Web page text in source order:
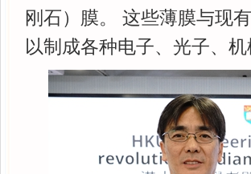
刚石）膜。 这些薄膜与现
以制成各种电子、光子、